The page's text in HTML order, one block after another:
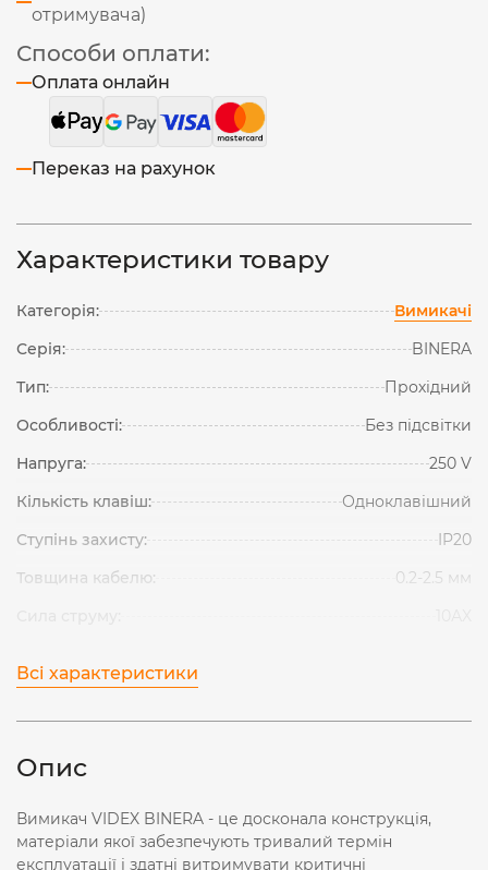
отримувача)
Способи оплати:
Оплата онлайн
Переказ на рахунок
Характеристики товару
Категорія:
Вимикачі
Серія:
BINERA
Тип:
Прохідний
Особливості:
Без підсвітки
Напруга:
250 V
Кількість клавіш:
Одноклавішний
Ступінь захисту:
IP20
Товщина кабелю:
0.2-2.5 мм
Всі характеристики
Опис
Вимикач VIDEX BINERA - це досконала конструкція,
матеріали якої забезпечують тривалий термін
експлуатації і здатні витримувати критичні